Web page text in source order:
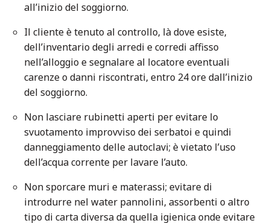
all’inizio del soggiorno.
Il cliente è tenuto al controllo, là dove esiste,
dell’inventario degli arredi e corredi affisso
nell’alloggio e segnalare al locatore eventuali
carenze o danni riscontrati, entro 24 ore dall’inizio
del soggiorno.
Non lasciare rubinetti aperti per evitare lo
svuotamento improvviso dei serbatoi e quindi
danneggiamento delle autoclavi; è vietato l’uso
dell’acqua corrente per lavare l’auto.
Non sporcare muri e materassi; evitare di
introdurre nel water pannolini, assorbenti o altro
tipo di carta diversa da quella igienica onde evitare